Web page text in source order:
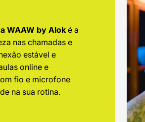
WAAW by Alok é a
nas chamadas e
estável e
online e
fio e microfone
na sua rotina.